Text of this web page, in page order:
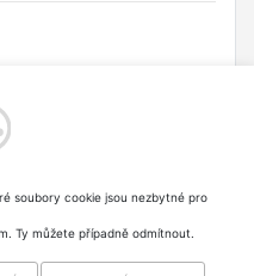
(38, 39), 25 cm, L
27 cm
soubory cookie jsou nezbytné pro
Ty můžete případně odmítnout.